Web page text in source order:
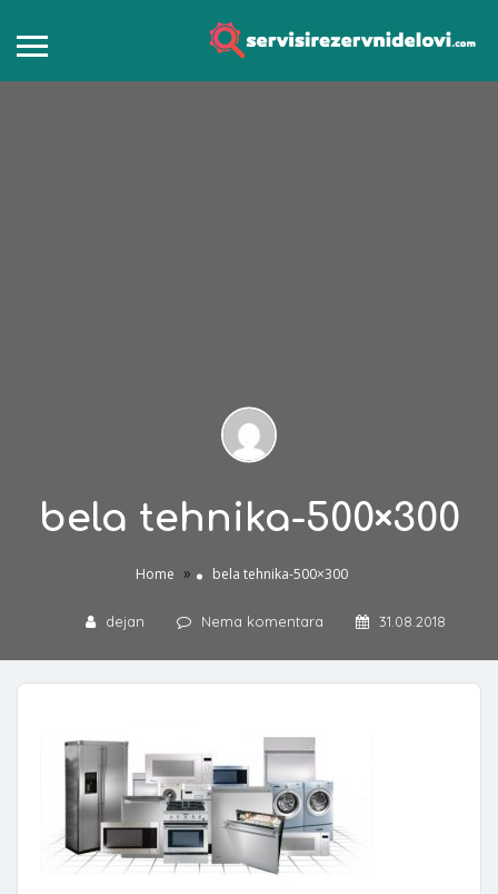
bela tehnika-500×300
Home » bela tehnika-500×300
dejan Nema komentara 31.08.2018